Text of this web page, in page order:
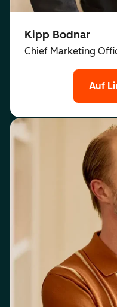
Kipp Bodnar
Chief Marketing
Auf